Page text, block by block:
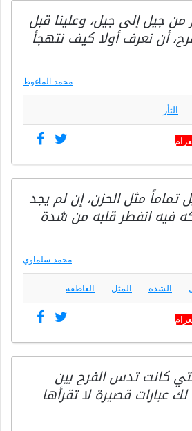
من جيل إلى جيل، وعلينا قبل
أن نعرف أولا كيف نتهجأ
محمد الماغوط
الثأر
تماماً مثل الحزن، إن لم يجد
فيه انفطر قلبه من شدة
محمد سلماوي
الشدة المثل العاطفة
كانت تدس الفرح بين
عبارات قصيرة لا تقرأها